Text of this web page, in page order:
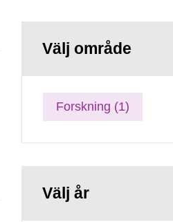
Välj område
Forskning (1)
Välj år